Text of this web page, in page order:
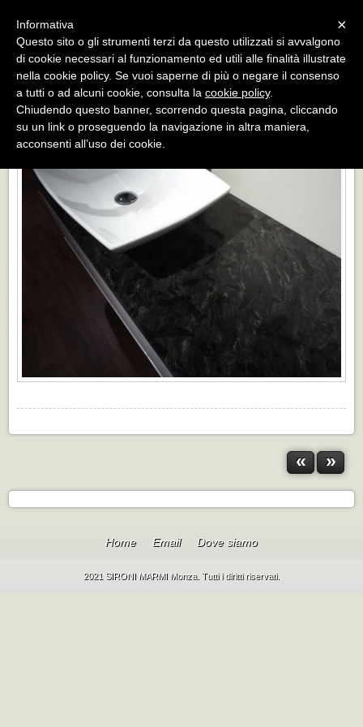
INDIETRO « »
TOP MATRIX LUCIDO
« »
Home Email Dove siamo
2021 SIRONI MARMI Monza. Tutti i diritti riservati.
×
Informativa
Questo sito o gli strumenti terzi da questo utilizzati si avvalgono
di cookie necessari al funzionamento ed utili alle finalità illustrate
nella cookie policy. Se vuoi saperne di più o negare il consenso
a tutti o ad alcuni cookie, consulta la cookie policy.
Chiudendo questo banner, scorrendo questa pagina, cliccando
su un link o proseguendo la navigazione in altra maniera,
acconsenti all’uso dei cookie.